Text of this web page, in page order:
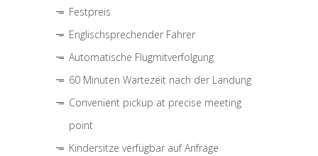
Festpreis
Englischsprechender Fahrer
Automatische Flugmitverfolgung
60 Minuten Wartezeit nach der Landung
Convenient pickup at precise meeting
point
Kindersitze verfügbar auf Anfrage